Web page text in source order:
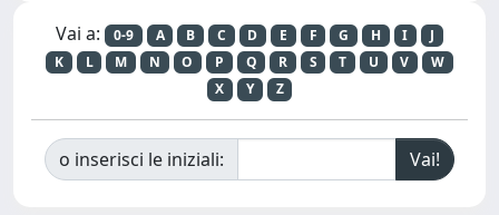
Vai a: 0-9 A B C D E F G H I
J
K
L M N O P Q R S T U V
W
X
Y Z
o inserisci le iniziali: